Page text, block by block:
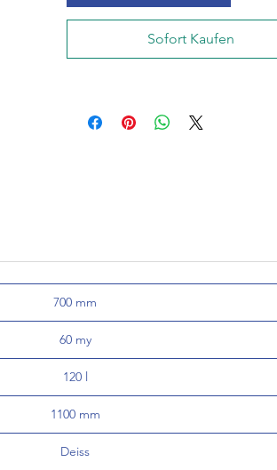
Sofort Kaufen
700 mm
60 my
120 l
1100 mm
Deiss